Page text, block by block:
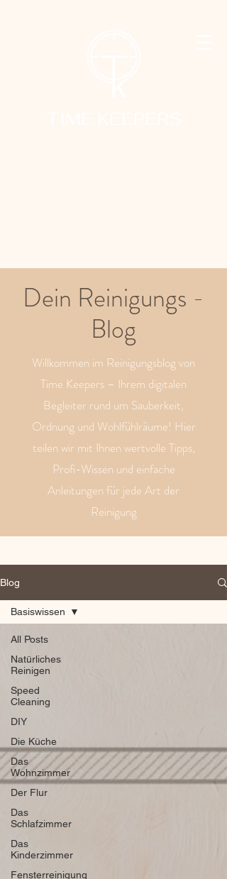
Dein Reinigungs -
Blog
Willkommen im Reinigungsblog von
Time Keepers – Ihrem digitalen
Begleiter rund um Sauberkeit,
Ordnung und Wohlfühlräume! Hier
teilen wir mit Ihnen wertvolle Tipps,
Profi-Wissen und einfache
Anleitungen für jede Art der
Reinigung
Blog
All Posts
Natürliches
Reinigen
Speed
Cleaning
DIY
Die Küche
Das
Wohnzimmer
Der Flur
Das
Schlafzimmer
Das
Kinderzimmer
Fensterreinigung
Basiswissen